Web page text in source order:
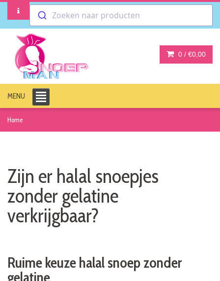
Zoeken naar producten
0 / €0,00
MENU
Home
Zijn er halal snoepjes
zonder gelatine
verkrijgbaar?
Ruime keuze halal snoep zonder
gelatine